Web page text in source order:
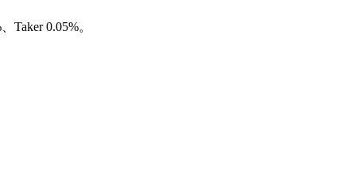
0.05%。